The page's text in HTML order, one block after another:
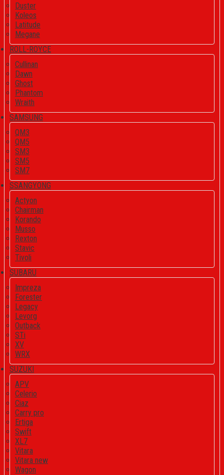
Duster
Koleos
Latitude
Megane
ROLL-ROYCE
Cullinan
Dawn
Ghost
Phantom
Wraith
SAMSUNG
QM3
QM5
SM3
SM5
SM7
SSANGYONG
Actyon
Chairman
Korando
Musso
Rexton
Stavic
Tivoli
SUBARU
Impreza
Forester
Legacy
Levorg
Outback
STi
XV
WRX
SUZUKI
APV
Celerio
Ciaz
Carry pro
Ertiga
Swift
XL7
Vitara
Vitara new
Wagon